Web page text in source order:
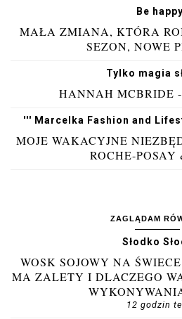
Be
MAŁA ZMIANA, KTÓRA
SEZON, NOWE
Tylko magia
HANNAH MCBRIDE
''' Marcelka Fashion and
MOJE WAKACYJNE
ROCHE-
ZAGLĄDAM
Słodko
WOSK SOJOWY NA
MA ZALETY I DLACZEGO
12 godzin